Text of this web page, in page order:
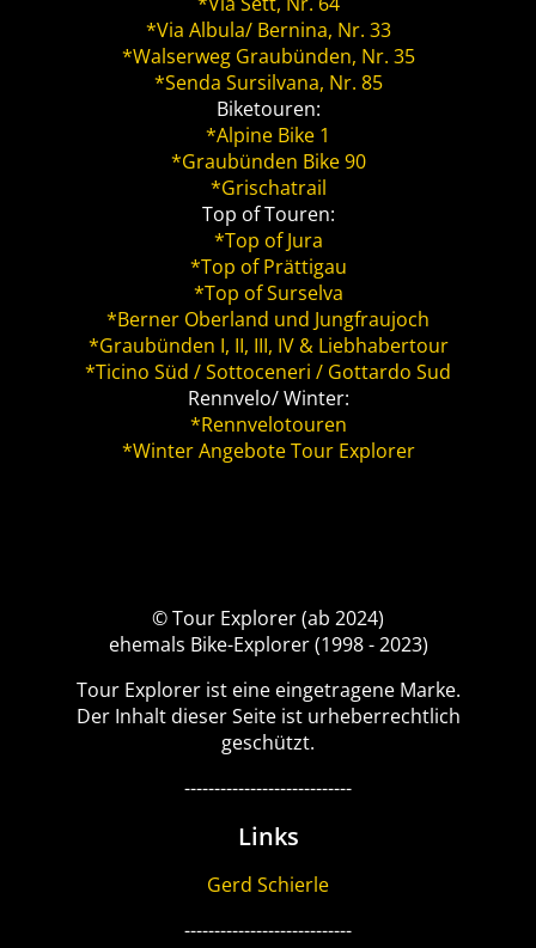
*Via Albula/ Bernina, Nr. 33
*Walserweg Graubünden, Nr. 35
*Senda Sursilvana, Nr. 85
Biketouren:
*Alpine Bike 1
*Graubünden Bike 90
*Grischatrail
Top of Touren:
*Top of Jura
*Top of Prättigau
*Top of Surselva
*Berner Oberland und Jungfraujoch
*Graubünden I, II, III, IV & Liebhabertour
*Ticino Süd / Sottoceneri / Gottardo Sud
Rennvelo/ Winter:
*Rennvelotouren
*Winter Angebote Tour Explorer
© Tour Explorer (ab 2024)
ehemals Bike-Explorer (1998 - 2023)
Tour Explorer ist eine eingetragene Marke.
Der Inhalt dieser Seite ist urheberrechtlich
geschützt.
----------------------------
Links
Gerd Schierle
----------------------------